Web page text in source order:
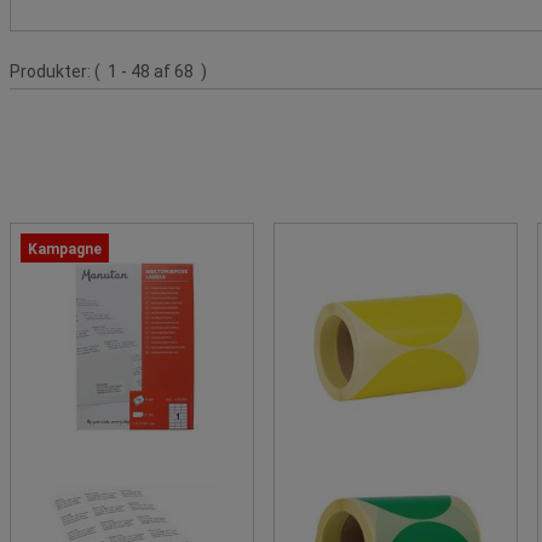
Produktliste
Produkter: ( 1 - 48 af 68 )
Kampagne